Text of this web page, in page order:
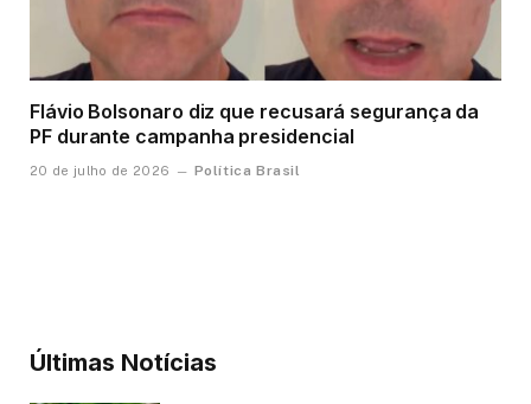
Flávio Bolsonaro diz que recusará segurança da
PF durante campanha presidencial
20 de julho de 2026 Política Brasil
Últimas Notícias